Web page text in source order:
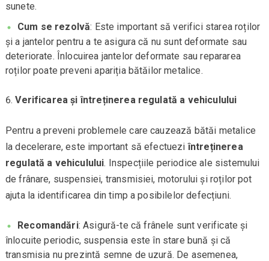
sunete.
Cum se rezolvă: Este important să verifici starea roților
și a jantelor pentru a te asigura că nu sunt deformate sau
deteriorate. Înlocuirea jantelor deformate sau repararea
roților poate preveni apariția bătăilor metalice.
Verificarea și întreținerea regulată a vehiculului
Pentru a preveni problemele care cauzează bătăi metalice
la decelerare, este important să efectueziîntreținerea
regulată a vehiculului. Inspecțiile periodice ale sistemului
de frânare, suspensiei, transmisiei, motorului și roților pot
ajuta la identificarea din timp a posibilelor defecțiuni.
Recomandări: Asigură-te că frânele sunt verificate și
înlocuite periodic, suspensia este în stare bună și că
transmisia nu prezintă semne de uzură. De asemenea,